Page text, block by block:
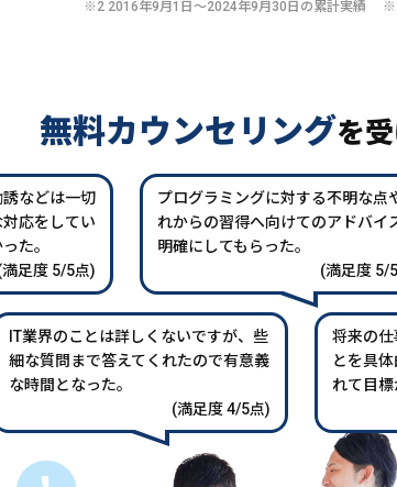
※2 2016年9月1日〜2024年9月30日の累計実績 ※3
無料カウンセリングを
などは一切
応をしてい
た。
満足度 5/5点)
プログラミングに対する不明な点
れからの習得へ向けてのアドバイ
明確にしてもらった。
(満足度 5/
IT業界のことは詳しくないですが、些
細な質問まで答えてくれたので有意義
な時間となった。
(満足度 4/5点)
将来の
とを具
れて目標